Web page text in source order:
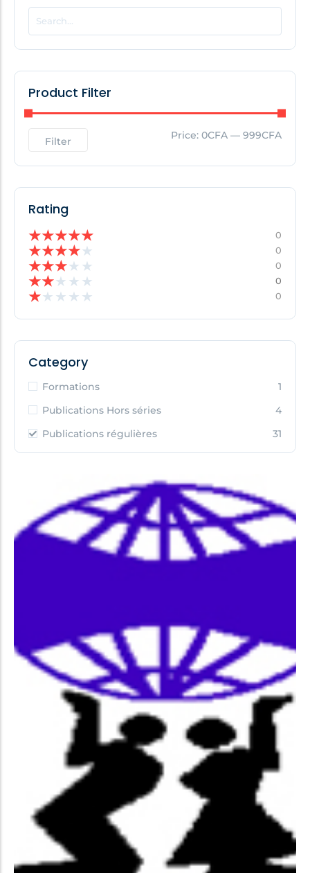
POPULAR THIS WEEK
No Posts Found!
No Posts Found!
Product Filter
Filter Price: 0CFA — 999CFA
Rating
★★★★★ 0
★★★★★ 0
★★★★ ★ 0
★★★ ★ ★ 0
★★ ★ ★ ★ 0
Category
Formations
1
Publications Hors séries
4
Publications régulières
31